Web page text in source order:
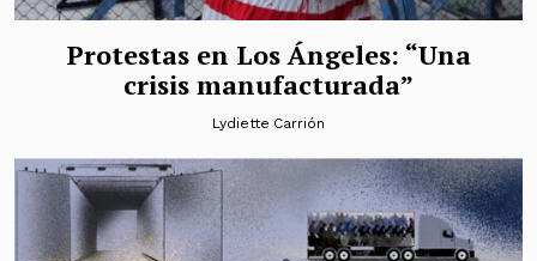
Protestas en Los Ángeles: “Una
crisis manufacturada”
Lydiette Carrión